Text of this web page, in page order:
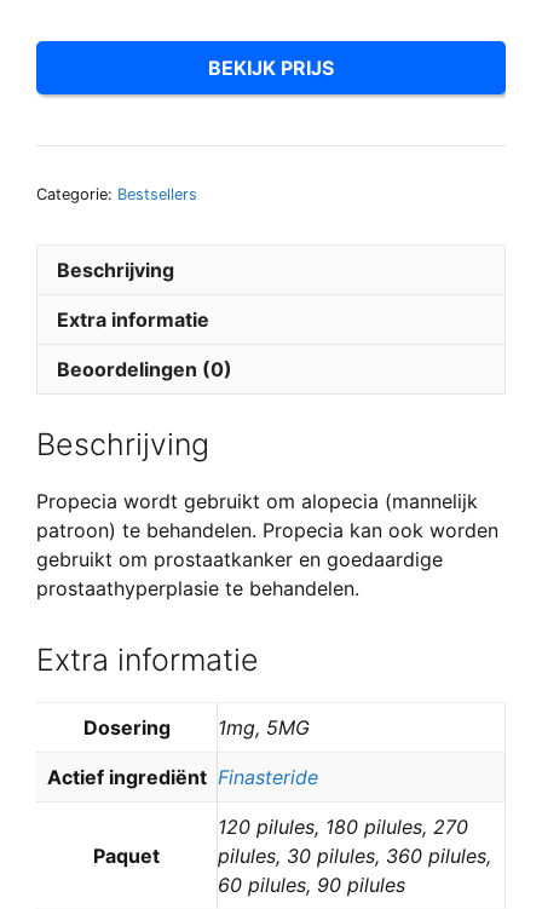
BEKIJK PRIJS
Categorie: Bestsellers
Beschrijving
Extra informatie
Beoordelingen (0)
Beschrijving
Propecia wordt gebruikt om alopecia (mannelijk
patroon) te behandelen. Propecia kan ook worden
gebruikt om prostaatkanker en goedaardige
prostaathyperplasie te behandelen.
Extra informatie
Dosering 1mg, 5MG
Actief ingrediënt Finasteride
Paquet
120 pilules, 180 pilules, 270
pilules, 30 pilules, 360 pilules,
60 pilules, 90 pilules